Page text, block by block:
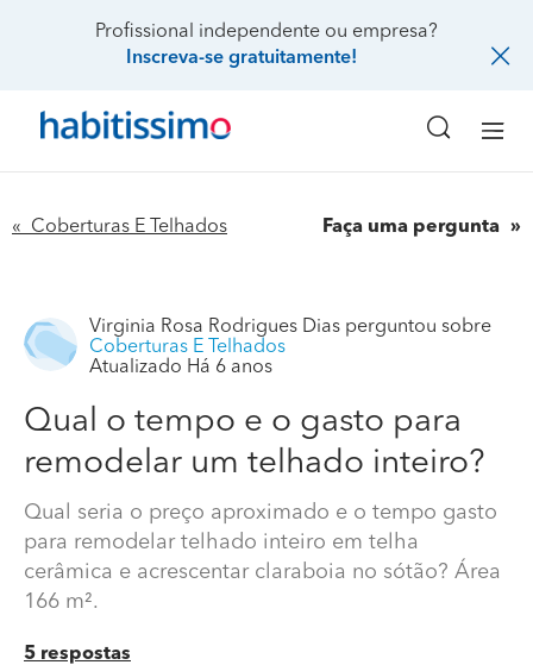
Profissional independente ou empresa?
Inscreva-se gratuitamente!
« Coberturas E Telhados Faça uma pergunta
Virginia Rosa Rodrigues Dias perguntou sobre
Coberturas E Telhados
Atualizado Há 6 anos
Qual o tempo e o gasto para
remodelar um telhado inteiro?
Qual seria o preço aproximado e o tempo gasto
para remodelar telhado inteiro em telha
cerâmica e acrescentar claraboia no sótão? Área
166 m².
5 respostas